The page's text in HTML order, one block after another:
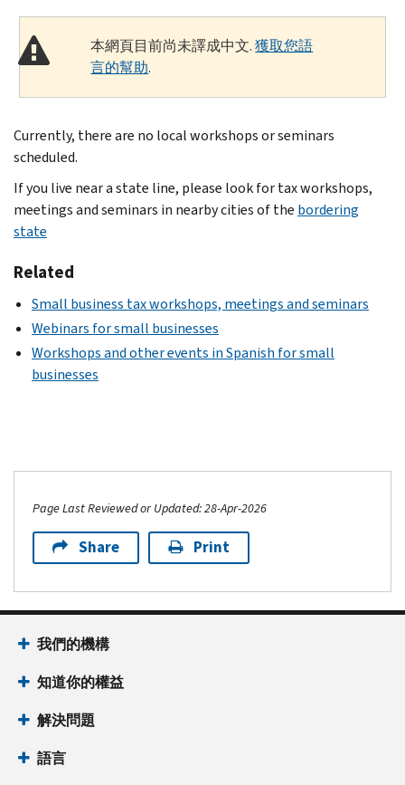
本網頁目前尚未譯成中文.獲取您語
言的幫助.
Currently, there are no local workshops or seminars
scheduled.
If you live near a state line, please look for tax workshops,
meetings and seminars in nearby cities of the bordering
state
Related
Small business tax workshops, meetings and seminars
Webinars for small businesses
Workshops and other events in Spanish for small
businesses
Page Last Reviewed or Updated: 28-Apr-2026
Share Print
我們的機構
知道你的權益
解決問題
語言